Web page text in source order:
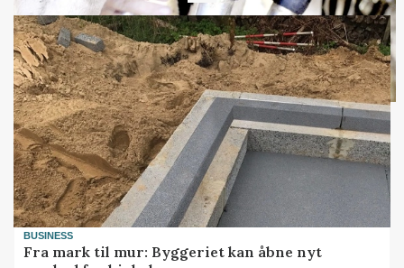
BUSINESS
Fra mark til mur: Byggeriet kan åbne nyt